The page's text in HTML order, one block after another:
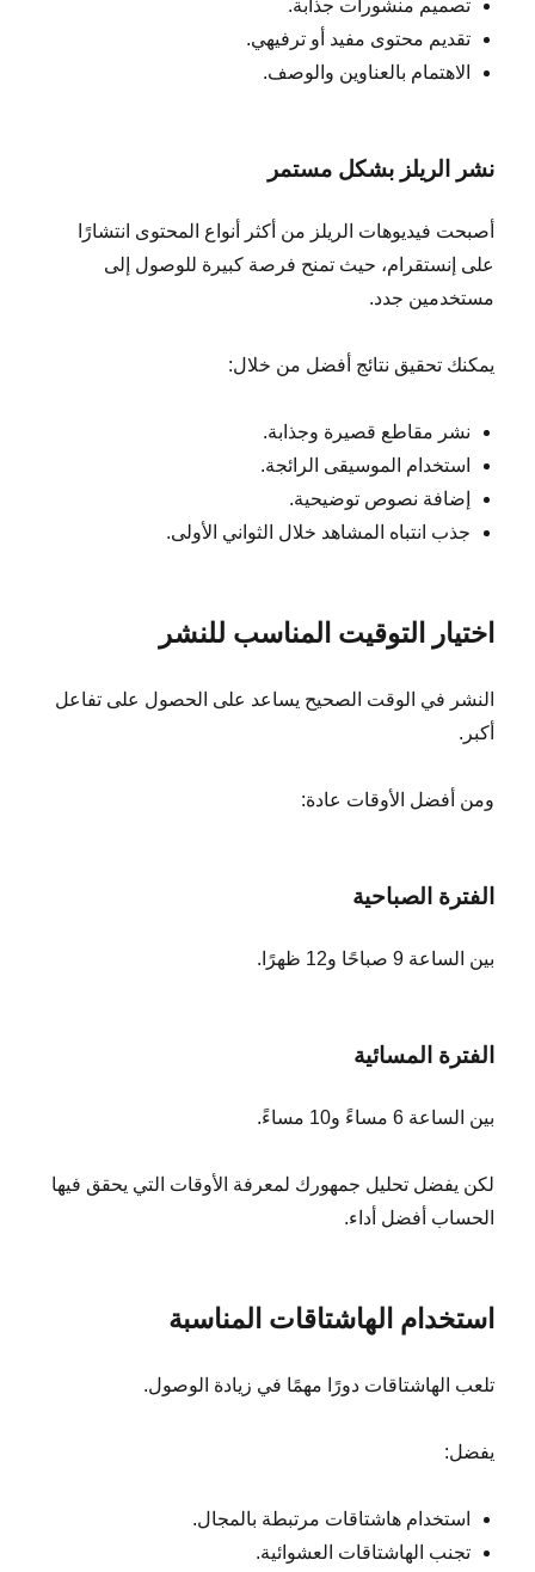
تصميم منشورات جذابة.
تقديم محتوى مفيد أو ترفيهي.
الاهتمام بالعناوين والوصف.
نشر الريلز بشكل مستمر
أصبحت فيديوهات الريلز من أكثر أنواع المحتوى انتشارًا
على إنستقرام، حيث تمنح فرصة كبيرة للوصول إلى
مستخدمين جدد.
يمكنك تحقيق نتائج أفضل من خلال:
نشر مقاطع قصيرة وجذابة.
استخدام الموسيقى الرائجة.
إضافة نصوص توضيحية.
جذب انتباه المشاهد خلال الثواني الأولى.
اختيار التوقيت المناسب للنشر
النشر في الوقت الصحيح يساعد على الحصول على تفاعل
أكبر.
ومن أفضل الأوقات عادة:
الفترة الصباحية
بين الساعة 9 صباحًا و12 ظهرًا.
الفترة المسائية
بين الساعة 6 مساءً و10 مساءً.
لكن يفضل تحليل جمهورك لمعرفة الأوقات التي يحقق فيها
الحساب أفضل أداء.
استخدام الهاشتاقات المناسبة
تلعب الهاشتاقات دورًا مهمًا في زيادة الوصول.
يفضل:
استخدام هاشتاقات مرتبطة بالمجال.
تجنب الهاشتاقات العشوائية.